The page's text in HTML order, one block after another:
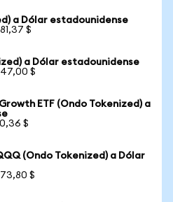
a Dólar estadounidense
$
a Dólar estadounidense
$
ETF (Ondo Tokenized) a
$
(Ondo Tokenized) a Dólar
$